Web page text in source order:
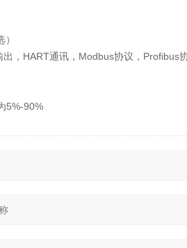
，HART通讯，Modbus协议，Profibus
5%-90%